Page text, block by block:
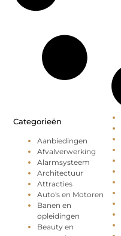
Categorieën
Aanbiedingen
Afvalverwerking
Alarmsysteem
Architectuur
Attracties
Auto's en Motoren
Banen en
opleidingen
Beauty en